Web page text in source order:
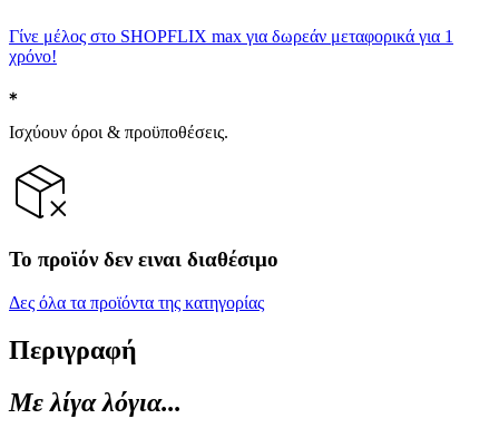
Γίνε μέλος στο SHOPFLIX max για δωρεάν μεταφορικά για 1
χρόνο!
Ισχύουν όροι & προϋποθέσεις.
Το προϊόν δεν ειναι διαθέσιμο
Δες όλα τα προϊόντα της κατηγορίας
Περιγραφή
Με λίγα λόγια...